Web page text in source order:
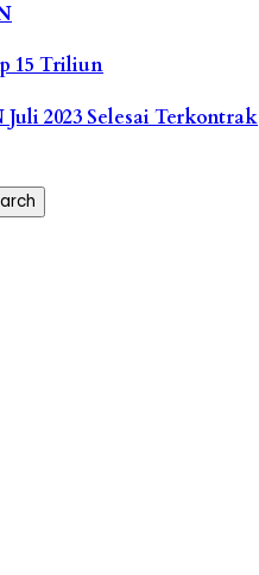
15 Triliun
2023 Selesai Terkontrak